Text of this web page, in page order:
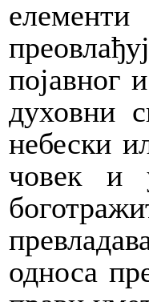
појавног
духовни
небески
човек и
односа